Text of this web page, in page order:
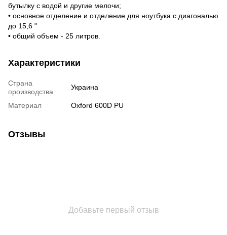
бутылку с водой и другие мелочи;
• основное отделение и отделение для ноутбука с диагональю
до 15,6 "
• общий объем - 25 литров.
Характеристики
Страна
производства
Украина
Материал Oxford 600D PU
Отзывы
Добавьте первый отзыв